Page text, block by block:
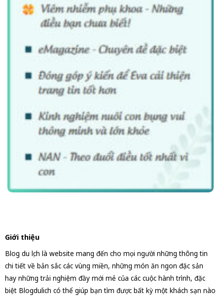
Giới thiệu
Blog du lịch là website mang đến cho mọi người những thông tin
chi tiết về bản sắc các vùng miền, những món ăn ngon đặc sản
hay những trải nghiệm đầy mới mẻ của các cuộc hành trình, đặc
biệt Blogdulich có thể giúp bạn tìm được bất kỳ một khách sạn nào